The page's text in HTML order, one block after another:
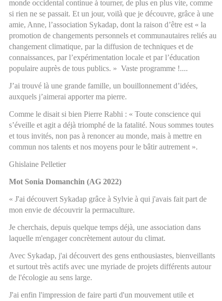
monde occidental continue à tourner, de plus en plus vite, comme
si rien ne se passait. Et un jour, voilà que je découvre, grâce à une
amie, Anne, l’association Sykadap, dont la raison d’être est « la
promotion de changements personnels et communautaires reliés au
changement climatique, par la diffusion de techniques et de
connaissances, par l’expérimentation locale et par l’éducation
populaire auprès de tous publics. » Vaste programme !....
J’ai trouvé là une grande famille, un bouillonnement d’idées,
auxquels j’aimerai apporter ma pierre.
Comme le disait si bien Pierre Rabhi : « Toute conscience qui
s’éveille et agit a déjà triomphé de la fatalité. Nous sommes toutes
et tous invités, non pas à renoncer au monde, mais à mettre en
commun nos talents et nos moyens pour le bâtir autrement ».
Ghislaine Pelletier
Mot Sonia Domanchin (AG 2022)
« J'ai découvert Sykadap grâce à Sylvie à qui j'avais fait part de
mon envie de découvrir la permaculture.
Je cherchais, depuis quelque temps déjà, une association dans
laquelle m'engager concrètement autour du climat.
Avec Sykadap, j'ai découvert des gens enthousiastes, bienveillants
et surtout très actifs avec une myriade de projets différents autour
de l'écologie au sens large.
J'ai enfin l'impression de faire parti d'un mouvement utile et